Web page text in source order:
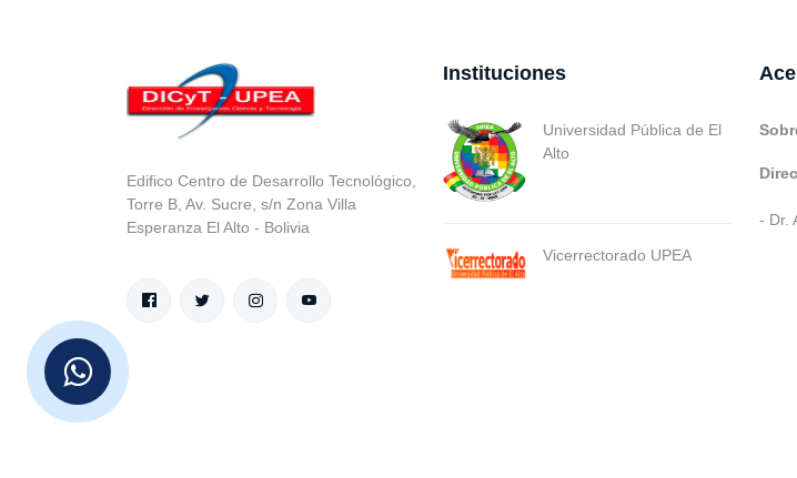
Edifico Centro de Desarrollo Tecnológico,
Torre B, Av. Sucre, s/n Zona Villa
Esperanza El Alto - Bolivia
Instituciones
Universidad Pública de El
Alto
Vicerrectorado UPEA
- Dr.